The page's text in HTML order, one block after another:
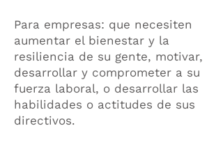
Para empresas: que necesiten
aumentar el bienestar y la
resiliencia de su gente, motivar,
desarrollar y comprometer a su
fuerza laboral, o desarrollar las
habilidades o actitudes de sus
directivos.